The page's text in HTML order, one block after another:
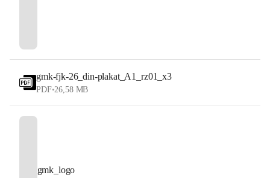
gmk-fjk-26_din-plakat_A1_rz01_x3
PDF•26,58 MB
gmk_logo